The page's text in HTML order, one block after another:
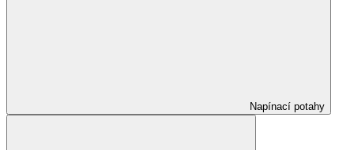
Napínací potahy